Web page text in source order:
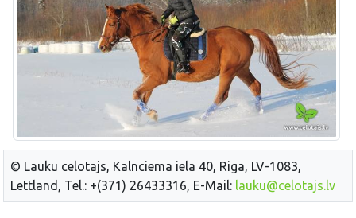
© Lauku celotajs, Kalnciema iela 40, Riga, LV-1083,
Lettland, Tel.: +(371) 26433316, E-Mail: lauku@celotajs.lv